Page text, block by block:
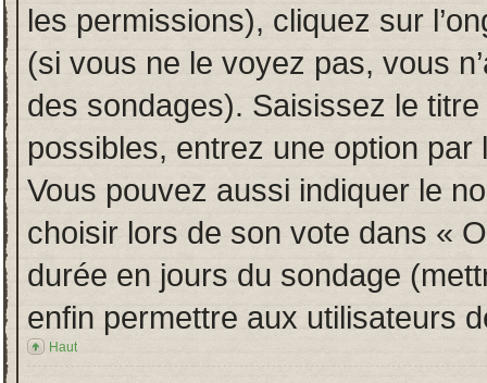
les permissions), cliquez sur
(si vous ne le voyez pas, vous
des sondages). Saisissez le
possibles, entrez une option
Vous pouvez aussi indiquer le
choisir lors de son vote dans «
durée en jours du sondage
enfin permettre aux utilisateurs
Haut